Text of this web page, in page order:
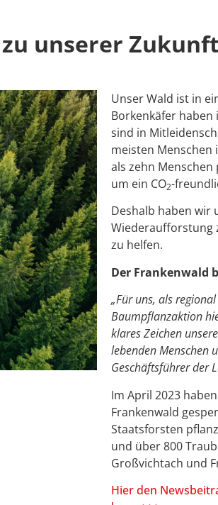
unserer Zukunft
Unser Wald ist in
Borkenkäfer haben
sind in
meisten Menschen
als zehn
um ein CO2-
Deshalb haben wir
Wiederaufforstung
zu helfen.
Der Frankenwald
„Für uns, als
Baumpflanzaktion
klares Zeichen
lebenden Menschen
Geschäftsführer der
Im April 2023
Frankenwald
Staatsforsten
und über 800
Großvichtach und
Hier den